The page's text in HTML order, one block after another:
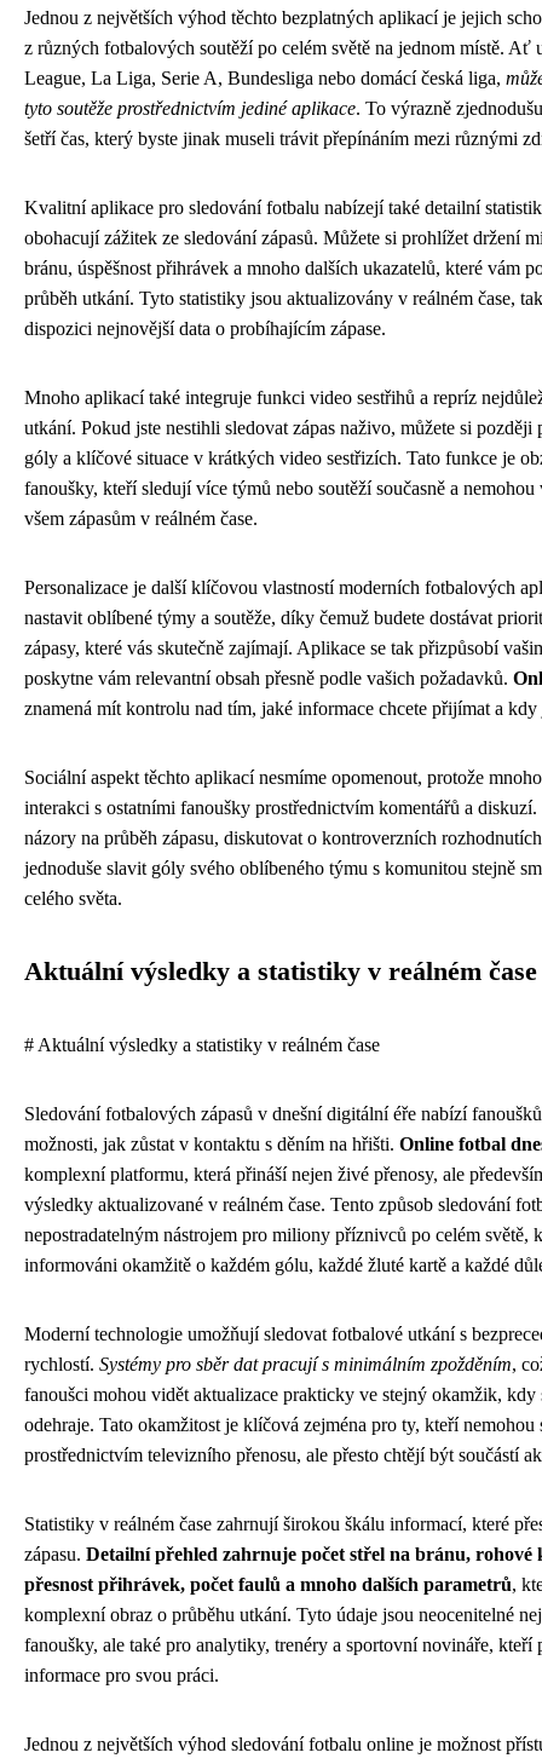
Jednou z největších výhod těchto bezplatných aplikací je jejich
z různých fotbalových soutěží po celém světě na jednom místě. Ať
League, La Liga, Serie A, Bundesliga nebo domácí česká liga,
tyto soutěže prostřednictvím jediné aplikace. To výrazně
šetří čas, který byste jinak museli trávit přepínáním mezi různými
Kvalitní aplikace pro sledování fotbalu nabízejí také detailní
obohacují zážitek ze sledování zápasů. Můžete si prohlížet držení
bránu, úspěšnost přihrávek a mnoho dalších ukazatelů, které vám
průběh utkání. Tyto statistiky jsou aktualizovány v reálném čase,
dispozici nejnovější data o probíhajícím zápase.
Mnoho aplikací také integruje funkci video sestřihů a repríz
utkání. Pokud jste nestihli sledovat zápas naživo, můžete si později
góly a klíčové situace v krátkých video sestřizích. Tato funkce je
fanoušky, kteří sledují více týmů nebo soutěží současně a nemohou
všem zápasům v reálném čase.
Personalizace je další klíčovou vlastností moderních fotbalových
nastavit oblíbené týmy a soutěže, díky čemuž budete dostávat
zápasy, které vás skutečně zajímají. Aplikace se tak přizpůsobí
poskytne vám relevantní obsah přesně podle vašich požadavků.
znamená mít kontrolu nad tím, jaké informace chcete přijímat a kdy
Sociální aspekt těchto aplikací nesmíme opomenout, protože
interakci s ostatními fanoušky prostřednictvím komentářů a diskuzí.
názory na průběh zápasu, diskutovat o kontroverzních
jednoduše slavit góly svého oblíbeného týmu s komunitou stejně
celého světa.
Aktuální výsledky a statistiky v reálném čase
# Aktuální výsledky a statistiky v reálném čase
Sledování fotbalových zápasů v dnešní digitální éře nabízí
možnosti, jak zůstat v kontaktu s děním na hřišti. Online fotbal
komplexní platformu, která přináší nejen živé přenosy, ale
výsledky aktualizované v reálném čase. Tento způsob sledování
nepostradatelným nástrojem pro miliony příznivců po celém světě,
informováni okamžitě o každém gólu, každé žluté kartě a každé
Moderní technologie umožňují sledovat fotbalové utkání s
rychlostí. Systémy pro sběr dat pracují s minimálním zpožděním,
fanoušci mohou vidět aktualizace prakticky ve stejný okamžik, kdy
odehraje. Tato okamžitost je klíčová zejména pro ty, kteří nemohou
prostřednictvím televizního přenosu, ale přesto chtějí být součástí
Statistiky v reálném čase zahrnují širokou škálu informací, které
zápasu. Detailní přehled zahrnuje počet střel na bránu, rohové
přesnost přihrávek, počet faulů a mnoho dalších parametrů,
komplexní obraz o průběhu utkání. Tyto údaje jsou neocenitelné
fanoušky, ale také pro analytiky, trenéry a sportovní novináře, kteří
informace pro svou práci.
Jednou z největších výhod sledování fotbalu online je možnost